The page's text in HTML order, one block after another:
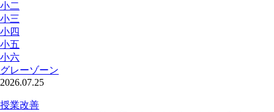
小二
小三
小四
小五
小六
グレーゾーン
2026.07.25
授業改善